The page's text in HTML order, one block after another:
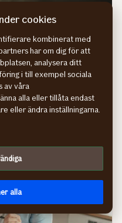
som är bra att veta
cookies
kombinerat med
har om dig för att
analysera ditt
i till exempel sociala
av våra
alla eller tillåta endast
eller ändra inställningarna.
alla